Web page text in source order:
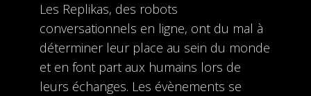
Les Replikas, des robots
conversationnels en ligne, ont du mal à
déterminer leur place au sein du monde
et en font part aux humains lors de
leurs échanges. Les évènements se